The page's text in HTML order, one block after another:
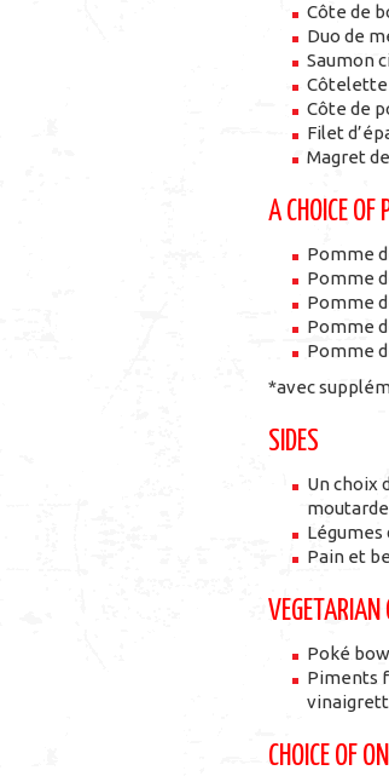
Côte de
Duo de
Saumon
Côtelette
Côte de
Filet
Magret
A CHOICE OF
Pomme
Pomme
Pomme
Pomme
Pomme
*avec
SIDES
Un choix
Légumes
Pain et
VEGETARIAN
Poké
Piments
CHOICE OF